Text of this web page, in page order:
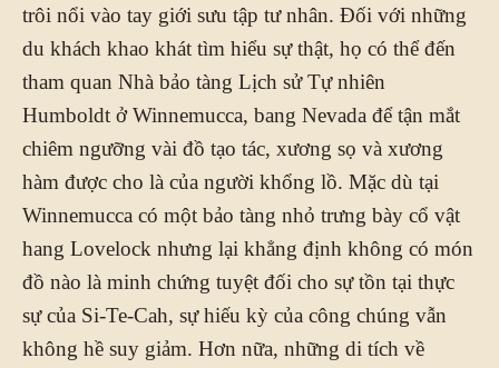
trôi nổi vào tay giới sưu tập tư nhân. Đối với những
du khách khao khát tìm hiểu sự thật, họ có thể đến
tham quan Nhà bảo tàng Lịch sử Tự nhiên
Humboldt ở Winnemucca, bang Nevada để tận mắt
chiêm ngưỡng vài đồ tạo tác, xương sọ và xương
hàm được cho là của người khổng lồ. Mặc dù tại
Winnemucca có một bảo tàng nhỏ trưng bày cổ vật
hang Lovelock nhưng lại khẳng định không có món
đồ nào là minh chứng tuyệt đối cho sự tồn tại thực
sự của Si-Te-Cah, sự hiếu kỳ của công chúng vẫn
không hề suy giảm. Hơn nữa, những di tích về